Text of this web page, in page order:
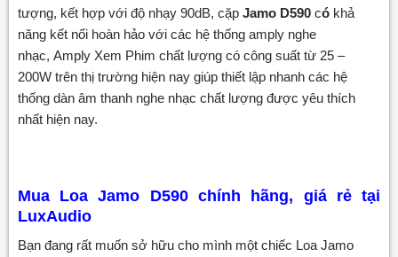
tượng, kết hợp với độ nhạy 90dB, cặp Jamo D590 cókhả
năng kết nối hoàn hảo với các hệ thống amply nghe
nhạc, Amply Xem Phim chất lượng có công suất từ 25 –
200W trên thị trường hiện nay giúp thiết lập nhanh các hệ
thống dàn âm thanh nghe nhạc chất lượng được yêu thích
nhất hiện nay.
Mua Loa Jamo D590 chính hãng, giá rẻ tại
LuxAudio
Bạn đang rất muốn sở hữu cho mình một chiếc Loa Jamo